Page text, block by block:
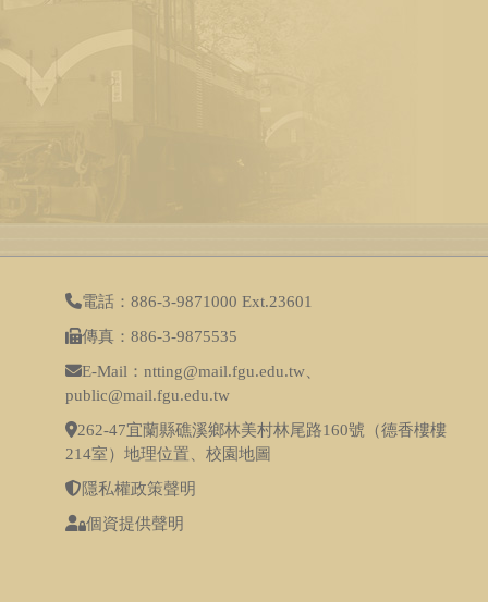
電話：886-3-9871000 Ext.23601
傳真：886-3-9875535
E-Mail：ntting@mail.fgu.edu.tw、
public@mail.fgu.edu.tw
262-47宜蘭縣礁溪鄉林美村林尾路160號（德香樓樓
214室） 地理位置、 校園地圖
隱私權政策聲明
個資提供聲明